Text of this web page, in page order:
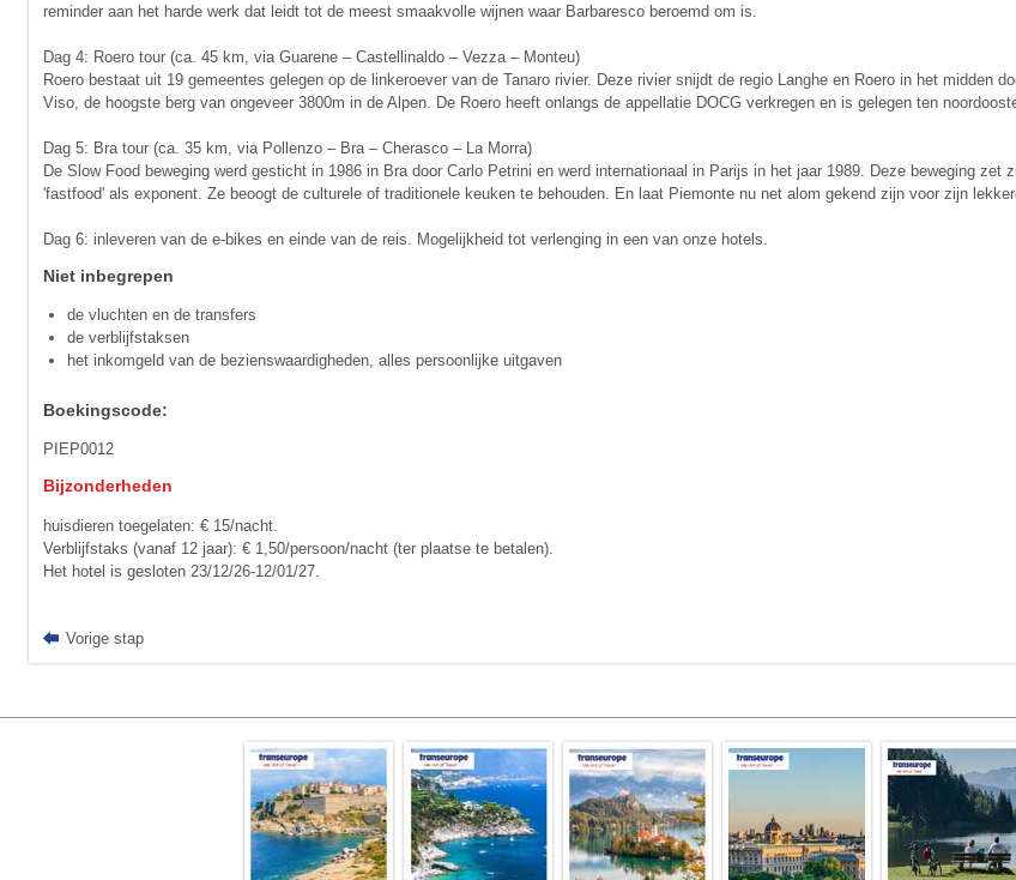
reminder aan het harde werk dat leidt tot de meest smaakvolle wijnen waar Barbaresco beroemd om is.
Dag 4: Roero tour (ca. 45 km, via Guarene – Castellinaldo – Vezza – Monteu)
Roero bestaat uit 19 gemeentes gelegen op de linkeroever van de Tanaro rivier. Deze rivier snijdt de regio Langhe en Roero in het midden
Viso, de hoogste berg van ongeveer 3800m in de Alpen. De Roero heeft onlangs de appellatie DOCG verkregen en is gelegen ten
Dag 5: Bra tour (ca. 35 km, via Pollenzo – Bra – Cherasco – La Morra)
De Slow Food beweging werd gesticht in 1986 in Bra door Carlo Petrini en werd internationaal in Parijs in het jaar 1989. Deze beweging
'fastfood' als exponent. Ze beoogt de culturele of traditionele keuken te behouden. En laat Piemonte nu net alom gekend zijn voor zijn
Dag 6: inleveren van de e-bikes en einde van de reis. Mogelijkheid tot verlenging in een van onze hotels.
Niet inbegrepen
de vluchten en de transfers
de verblijfstaksen
het inkomgeld van de bezienswaardigheden, alles persoonlijke uitgaven
Boekingscode:
PIEP0012
Bijzonderheden
huisdieren toegelaten: € 15/nacht.
Verblijfstaks (vanaf 12 jaar): € 1,50/persoon/nacht (ter plaatse te betalen).
Het hotel is gesloten 23/12/26-12/01/27.
Vorige stap